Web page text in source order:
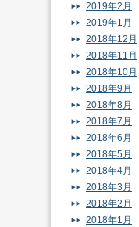
2019年2月
2019年1月
2018年12月
2018年11月
2018年10月
2018年9月
2018年8月
2018年7月
2018年6月
2018年5月
2018年4月
2018年3月
2018年2月
2018年1月